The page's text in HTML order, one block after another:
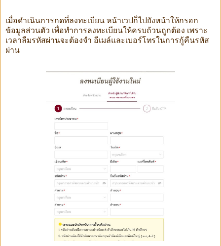
เมื่อดำเนินการกดที่ลงทะเบียน หน้าเวปก็ไปยังหน้าให้กรอก
ข้อมูลส่วนตัว เพื่อทำการลงทะเบียนให้ครบถ้วนถูกต้อง เพราะ
เวลาลืมรหัสผ่านจะต้องจำ อีเมล์และเบอร์โทรในการกู้คืนรหัส
ผ่าน